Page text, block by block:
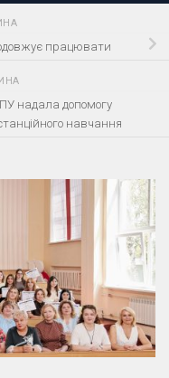
працювати
надала допомогу
навчання